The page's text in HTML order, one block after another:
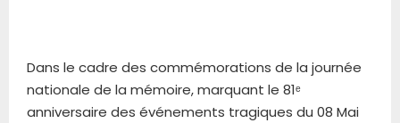
Dans le cadre des commémorations de la journée
nationale de la mémoire, marquant le 81ᵉ
anniversaire des événements tragiques du 08 Mai